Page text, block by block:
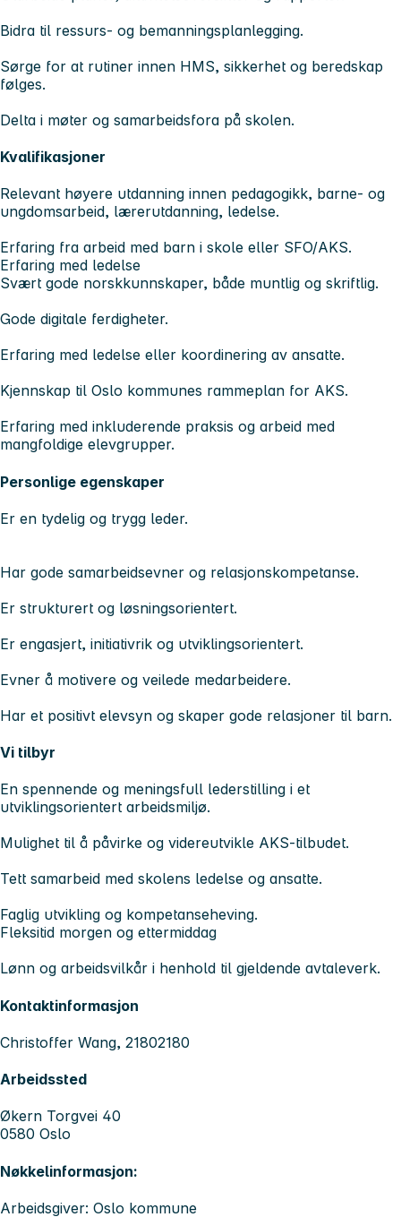
Bidra til ressurs- og bemanningsplanlegging.
Sørge for at rutiner innen HMS, sikkerhet og beredskap
følges.
Delta i møter og samarbeidsfora på skolen.
Kvalifikasjoner
Relevant høyere utdanning innen pedagogikk, barne- og
ungdomsarbeid, lærerutdanning, ledelse.
Erfaring fra arbeid med barn i skole eller SFO/AKS.
Erfaring med ledelse
Svært gode norskkunnskaper, både muntlig og skriftlig.
Gode digitale ferdigheter.
Erfaring med ledelse eller koordinering av ansatte.
Kjennskap til Oslo kommunes rammeplan for AKS.
Erfaring med inkluderende praksis og arbeid med
mangfoldige elevgrupper.
Personlige egenskaper
Er en tydelig og trygg leder.
Har gode samarbeidsevner og relasjonskompetanse.
Er strukturert og løsningsorientert.
Er engasjert, initiativrik og utviklingsorientert.
Evner å motivere og veilede medarbeidere.
Har et positivt elevsyn og skaper gode relasjoner til barn.
Vi tilbyr
En spennende og meningsfull lederstilling i et
utviklingsorientert arbeidsmiljø.
Mulighet til å påvirke og videreutvikle AKS-tilbudet.
Tett samarbeid med skolens ledelse og ansatte.
Faglig utvikling og kompetanseheving.
Fleksitid morgen og ettermiddag
Lønn og arbeidsvilkår i henhold til gjeldende avtaleverk.
Kontaktinformasjon
Christoffer Wang, 21802180
Arbeidssted
Økern Torgvei 40
0580 Oslo
Nøkkelinformasjon:
Arbeidsgiver: Oslo kommune